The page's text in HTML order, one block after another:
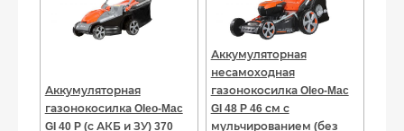
Аккумуляторная
газонокосилка Oleo-Mac
GI 40 P (с АКБ и ЗУ) 370
Аккумуляторная
несамоходная
газонокосилка Oleo-Mac
GI 48 P 46 см с
мульчированием (без